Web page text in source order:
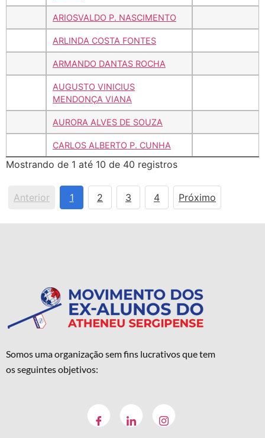
ARIOSVALDO P. NASCIMENTO
ARLINDA COSTA FONTES
ARMANDO DANTAS ROCHA
AUGUSTO VINICIUS
MENDONÇA VIANA
AURORA ALVES DE SOUZA
CARLOS ALBERTO P. CUNHA
Mostrando de 1 até 10 de 40 registros
Anterior 1 2 3 4 Próximo
Somos uma organização sem fins lucrativos que tem
os seguintes objetivos: